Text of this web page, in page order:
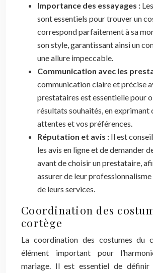
Importance des essayages :
sont essentiels pour trouver un
correspond parfaitement à sa
son style, garantissant ainsi un
une allure impeccable.
Communication avec les
communication claire et précise
prestataires est essentielle pour
résultats souhaités, en exprimant
attentes et vos préférences.
Réputation et avis : Il est
les avis en ligne et de demander
avant de choisir un prestataire,
assurer de leur
de leurs services.
Coordination des
cortège
La coordination des costumes du
élément important pour
mariage. Il est essentiel de définir